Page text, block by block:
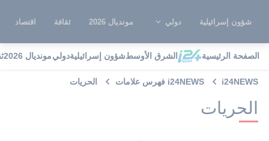
شؤون إسرائيلية دولي مونديال 2026 ثقافة اقتصاد
الصفحة الرئيسية الشرق الأوسطشؤون إسرائيليةدوليمونديال 2026
i24NEWS i24NEWS فهرس علامات الحريات
الحريات